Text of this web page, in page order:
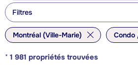
Filtres
Montréal (Ville-Marie) Condo
* 1 981 propriétés trouvées